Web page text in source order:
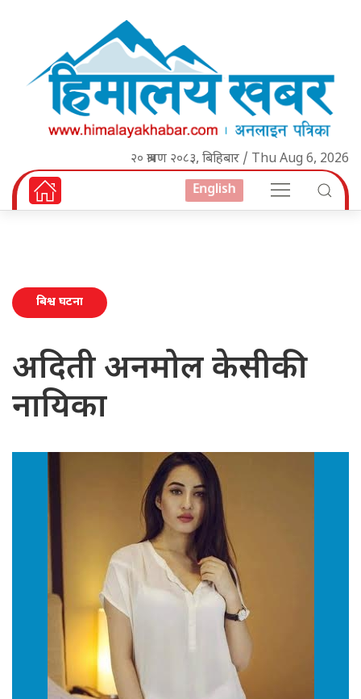
२० श्रावण २०८३, बिहिबार / Thu Aug 6, 2026
English
बिश्व घटना
अदिती अनमोल केसीकी
नायिका